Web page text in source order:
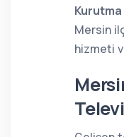
Mersin
hizmeti